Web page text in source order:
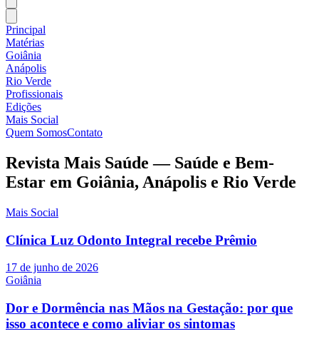
Principal
Matérias
Goiânia
Anápolis
Rio Verde
Profissionais
Edições
Mais Social
Quem SomosContato
Revista Mais Saúde — Saúde e Bem-
Estar em Goiânia, Anápolis e Rio Verde
Mais Social
Clínica Luz Odonto Integral recebe Prêmio
17 de junho de 2026
Goiânia
Dor e Dormência nas Mãos na Gestação: por que
isso acontece e como aliviar os sintomas